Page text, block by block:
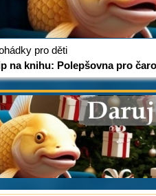
pro děti
na knihu: Polepšovna pro